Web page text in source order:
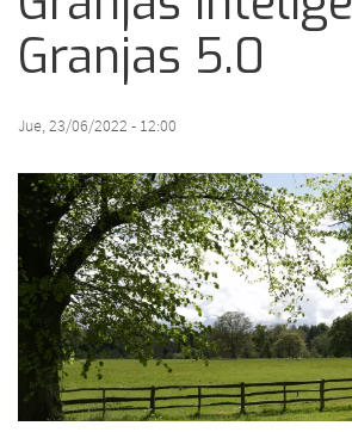
Granjas 5.0
Jue, 23/06/2022 - 12:00